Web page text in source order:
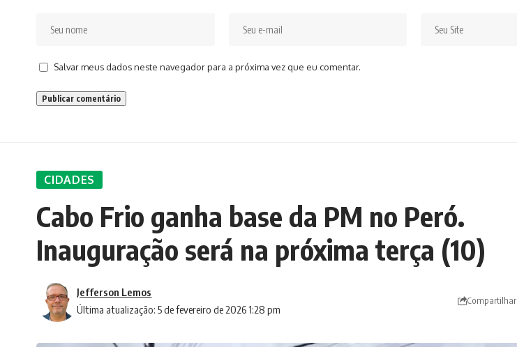
Salvar meus dados neste navegador para a próxima vez que eu comentar.
CIDADES
Cabo Frio ganha base da PM no Peró.
Inauguração será na próxima terça (10)
Última atualização: 5 de fevereiro de 2026 1:28 pm
Jefferson Lemos
Compartilhar